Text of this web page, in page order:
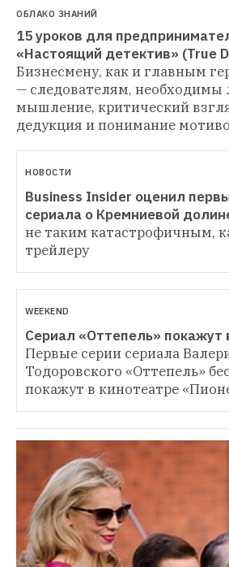
ОБЛАКО ЗНАНИЙ
15 уроков для
«Настоящий детектив» (True
Бизнесмену, как и главным
— следователям, необходимы
мышление, критический
дедукция и понимание
НОВОСТИ
Business Insider оценил
сериала о Кремниевой
не таким катастрофичным,
трейлеру
WEEKEND
Сериал «Оттепель» покажут
Первые серии сериала
Тодоровского «Оттепель»
покажут в кинотеатре